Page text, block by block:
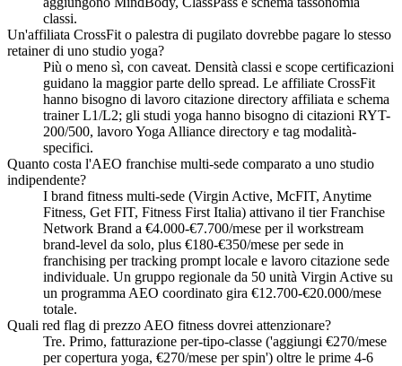
classi.
Un'affiliata CrossFit o palestra di pugilato dovrebbe pagare lo stesso
retainer di uno studio yoga?
Più o meno sì, con caveat. Densità classi e scope certificazioni
guidano la maggior parte dello spread. Le affiliate CrossFit
hanno bisogno di lavoro citazione directory affiliata e schema
trainer L1/L2; gli studi yoga hanno bisogno di citazioni RYT-
200/500, lavoro Yoga Alliance directory e tag modalità-
specifici.
Quanto costa l'AEO franchise multi-sede comparato a uno studio
indipendente?
I brand fitness multi-sede (Virgin Active, McFIT, Anytime
Fitness, Get FIT, Fitness First Italia) attivano il tier Franchise
Network Brand a €4.000-€7.700/mese per il workstream
brand-level da solo, plus €180-€350/mese per sede in
franchising per tracking prompt locale e lavoro citazione sede
individuale. Un gruppo regionale da 50 unità Virgin Active su
un programma AEO coordinato gira €12.700-€20.000/mese
totale.
Quali red flag di prezzo AEO fitness dovrei attenzionare?
Tre. Primo, fatturazione per-tipo-classe ('aggiungi €270/mese
per copertura yoga, €270/mese per spin') oltre le prime 4-6